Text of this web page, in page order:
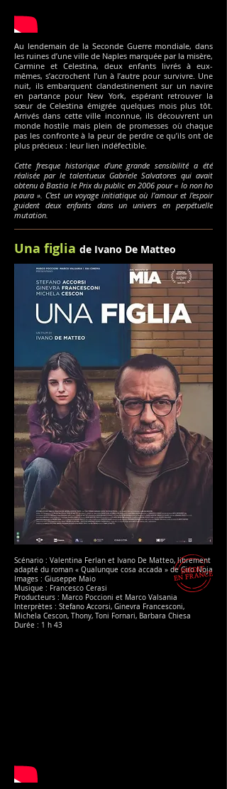
Au lendemain de la Seconde Guerre mondiale, dans
les ruines d’une ville de Naples marquée par la misère,
Carmine et Celestina, deux enfants livrés à eux-
mêmes, s’accrochent l’un à l’autre pour survivre. Une
nuit, ils embarquent clandestinement sur un navire
en partance pour New York, espérant retrouver la
sœur de Celestina émigrée quelques mois plus tôt.
Arrivés dans cette ville inconnue, ils découvrent un
monde hostile mais plein de promesses où chaque
pas les confronte à la peur de perdre ce qu’ils ont de
plus précieux : leur lien indéfectible.
Cette fresque historique d'une grande sensibilité a été
réalisée par le talentueux Gabriele Salvatores qui avait
obtenu à Bastia le Prix du public en 2006 pour « Io non ho
paura ». C’est un voyage initiatique où l’amour et l’espoir
guident deux enfants dans un univers en perpétuelle
mutation.
Una figlia de Ivano De Matteo
Scénario : Valentina Ferlan et Ivano De Matteo, librement
adapté du roman « Qualunque cosa accada » de Ciro Noja
Images : Giuseppe Maio
Musique : Francesco Cerasi
Producteurs : Marco Poccioni et Marco Valsania
Interprètes : Stefano Accorsi, Ginevra Francesconi,
Michela Cescon, Thony, Toni Fornari, Barbara Chiesa
Durée : 1 h 43